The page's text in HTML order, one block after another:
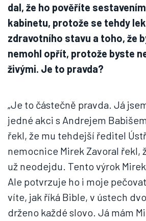
dal, že ho pověříte
kabinetu, protože se tehdy
zdravotního stavu a toho, že
nemohl opřít, protože byste
živými. Je to pravda?
„Je to částečně pravda. Já
jedné akci s Andrejem
řekl, že mu tehdejší ředitel
nemocnice Mirek Zavoral řekl,
už neodejdu. Tento výrok
Ale potvrzuje ho i moje
víte, jak říká Bible, v ústech
drženo každé slovo. Já mám